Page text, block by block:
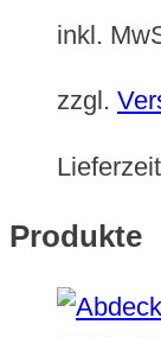
inkl.
zzgl.
Produkte